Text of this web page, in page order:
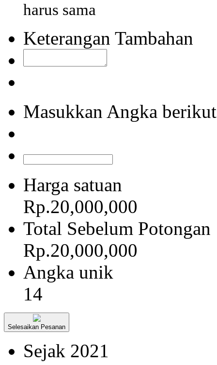
harus sama
Keterangan Tambahan
Masukkan Angka berikut
Harga satuan
Rp.20,000,000
Total Sebelum Potongan
Rp.20,000,000
Angka unik
14
Selesaikan Pesanan
Sejak 2021